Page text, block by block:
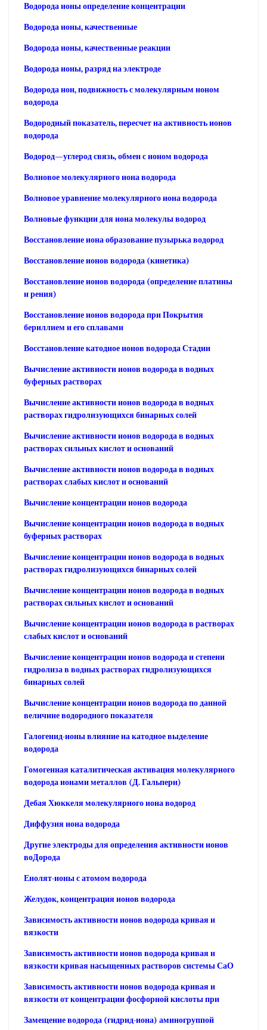
Водорода ионы определение концентрации
Водорода ионы, качественные
Водорода ионы, качественные реакции
Водорода ионы, разряд на электроде
Водорода нон, подвижность с молекулярным ионом
водорода
Водородный показатель, пересчет на активность ионов
водорода
Водород—углерод связь, обмен с ионом водорода
Волновое молекулярного иона водорода
Волновое уравнение молекулярного иона водорода
Волновые функции для иона молекулы водород
Восстановление иона образование пузырька водород
Восстановление ионов водорода (кинетика)
Восстановление ионов водорода (определение платины
и рения)
Восстановление ионов водорода при Покрытия
бериллием и его сплавами
Восстановление катодное ионов водорода Стадии
Вычисление активности ионов водорода в водных
буферных растворах
Вычисление активности ионов водорода в водных
растворах гидролизующихся бинарных солей
Вычисление активности ионов водорода в водных
растворах сильных кислот и оснований
Вычисление активности ионов водорода в водных
растворах слабых кислот и оснований
Вычисление концентрации ионов водорода
Вычисление концентрации ионов водорода в водных
буферных растворах
Вычисление концентрации ионов водорода в водных
растворах гидролизующихся бинарных солей
Вычисление концентрации ионов водорода в водных
растворах сильных кислот и оснований
Вычисление концентрации ионов водорода в растворах
слабых кислот и оснований
Вычисление концентрации ионов водорода и степени
гидролиза в водных растворах гидролизующихся
бинарных солей
Вычисление концентрации ионов водорода по данной
величине водородного показателя
Галогенид-ионы влияние на катодное выделение
водорода
Гомогенная каталитическая активация молекулярного
водорода ионами металлов (Д. Гальперн)
Дебая Хюккеля молекулярного иона водород
Диффузия иона водорода
Другие электроды для определения активности ионов
воДорода
Енолят-ионы с атомом водорода
Желудок, концентрация ионов водорода
Зависимость активности ионов водорода кривая и
вязкости
Зависимость активности ионов водорода кривая и
вязкости кривая насыщенных растворов системы СаО
Зависимость активности ионов водорода кривая и
вязкости от концентрации фосфорной кислоты при
Замещение водорода (гидрид-иона) аминогруппой